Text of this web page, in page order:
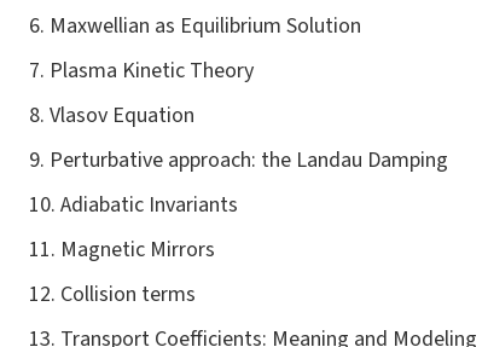
6. Maxwellian as Equilibrium Solution
7. Plasma Kinetic Theory
8. Vlasov Equation
9. Perturbative approach: the Landau Damping
10. Adiabatic Invariants
11. Magnetic Mirrors
12. Collision terms
13. Transport Coefficients: Meaning and Modeling